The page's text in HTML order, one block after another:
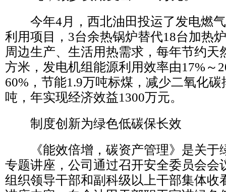
今年4月，西北油田投运了发电燃气
利用项目，3台余热锅炉替代18台加热
周边生产、生活用热需求，每年节约天
方米，发电机组能源利用效率由17%～
60%，节能1.9万吨标煤，减少二氧化碳
吨，年实现经济效益1300万元。
制度创新为绿色低碳保长效
《能效倍增，碳资产管理》是关于
专题讲座，公司通过召开安全委员会会
组织领导干部和副科级以上干部集体收